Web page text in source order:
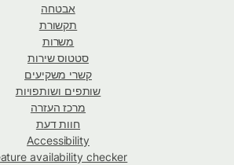
אבטחה
תקשורת
משרות
סטטוס שירות
קשרי משקיעים
שותפים ושותפויות
מרכז העזרה
חוות דעת
Accessibility
Feature availability checker